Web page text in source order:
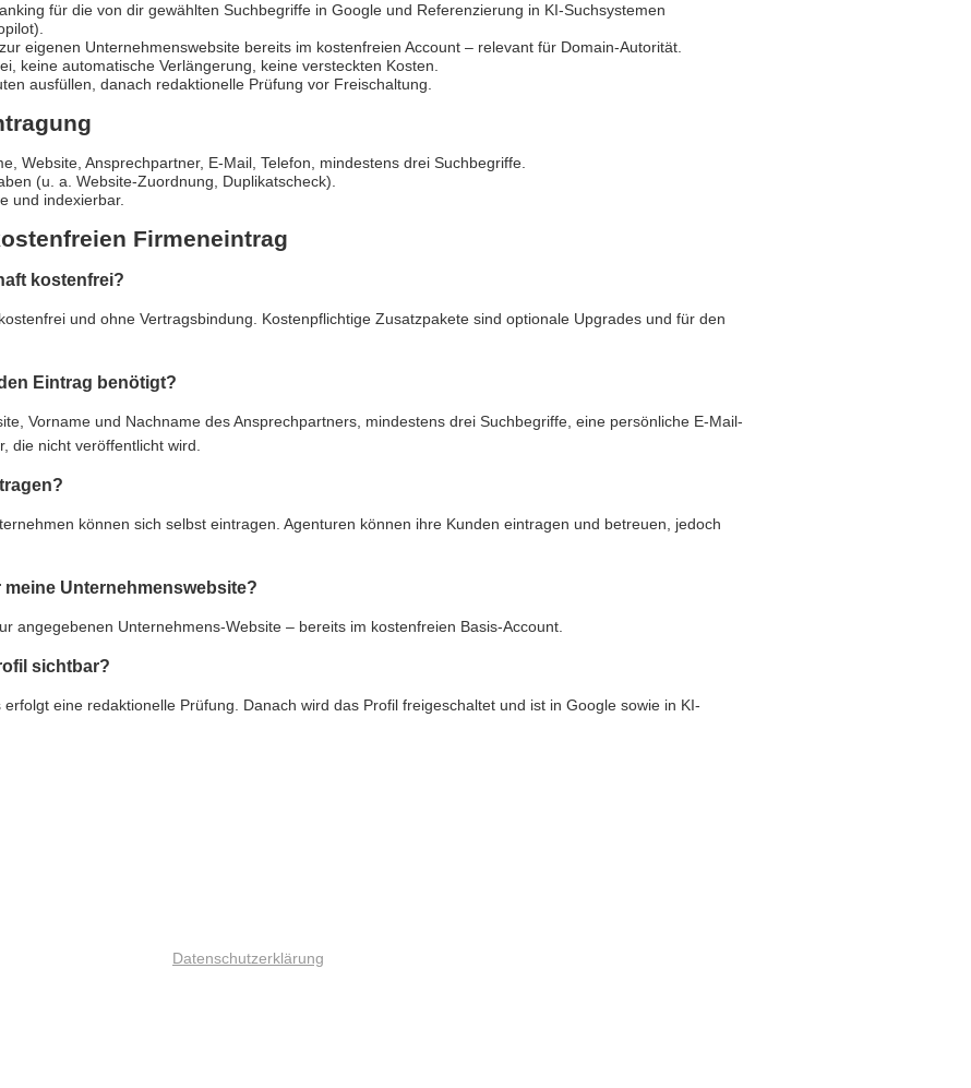
Datenschutzerklärung
für die von dir gewählten Suchbegriffe in Google und Referenzierung in KI-Suchsystemen
eigenen Unternehmenswebsite bereits im kostenfreien Account – relevant für Domain-Autorität.
keine automatische Verlängerung, keine versteckten Kosten.
ausfüllen, danach redaktionelle Prüfung vor Freischaltung.
Website, Ansprechpartner, E-Mail, Telefon, mindestens drei Suchbegriffe.
(u. a. Website-Zuordnung, Duplikatscheck).
und indexierbar.
Firmeneintrag
kostenfrei?
und ohne Vertragsbindung. Kostenpflichtige Zusatzpakete sind optionale Upgrades und für den
Eintrag benötigt?
Vorname und Nachname des Ansprechpartners, mindestens drei Suchbegriffe, eine persönliche E-Mail-
die nicht veröffentlicht wird.
können sich selbst eintragen. Agenturen können ihre Kunden eintragen und betreuen, jedoch
Unternehmenswebsite?
angegebenen Unternehmens-Website – bereits im kostenfreien Basis-Account.
sichtbar?
eine redaktionelle Prüfung. Danach wird das Profil freigeschaltet und ist in Google sowie in KI-